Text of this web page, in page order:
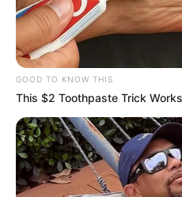
GOOD TO KNOW THIS
This $2 Toothpaste Trick